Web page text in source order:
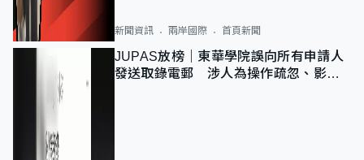
新聞資訊 兩岸國際 首頁新聞
JUPAS放榜｜東華學院誤向所有申請人
發送取錄電郵 涉人為操作疏忽、影響